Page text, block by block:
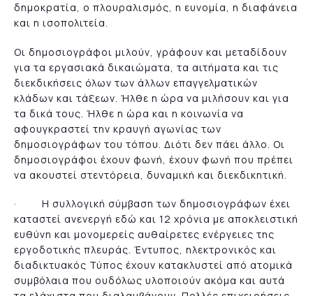
δημοκρατία, ο πλουραλισμός, η ευνομία, η διαφάνεια
και η ισοπολιτεία.
Οι δημοσιογράφοι μιλούν, γράφουν και μεταδίδουν
για τα εργασιακά δικαιώματα, τα αιτήματα και τις
διεκδικήσεις όλων των άλλων επαγγελματικών
κλάδων και τάξεων. Ήλθε η ώρα να μιλήσουν και για
τα δικά τους. Ήλθε η ώρα και η κοινωνία να
αφουγκραστεί την κραυγή αγωνίας των
δημοσιογράφων του τόπου. Διότι δεν πάει άλλο. Οι
δημοσιογράφοι έχουν φωνή, έχουν φωνή που πρέπει
να ακουστεί στεντόρεια, δυναμική και διεκδικητική.
· Η συλλογική σύμβαση των δημοσιογράφων έχει
καταστεί ανενεργή εδώ και 12 χρόνια με αποκλειστική
ευθύνη και μονομερείς αυθαίρετες ενέργειες της
εργοδοτικής πλευράς. Έντυπος, ηλεκτρονικός και
διαδικτυακός Τύπος έχουν κατακλυστεί από ατομικά
συμβόλαια που ουδόλως υλοποιούν ακόμα και αυτά